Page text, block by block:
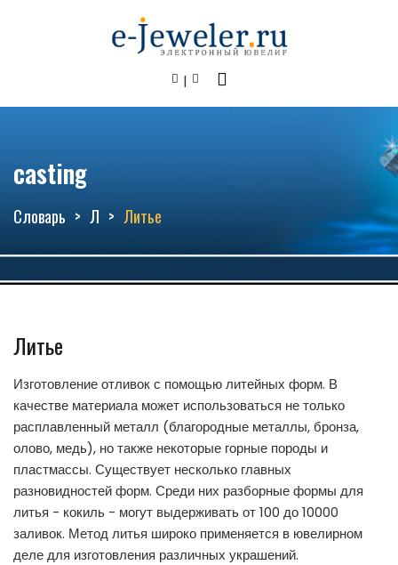
casting
Словарь Л Литье
Литье
Изготовление отливок с помощью литейных форм. В
качестве материала может использоваться не только
расплавленный металл (благородные металлы, бронза,
олово, медь), но также некоторые горные породы и
пластмассы. Существует несколько главных
разновидностей форм. Среди них разборные формы для
литья - кокиль - могут выдерживать от 100 до 10000
заливок. Метод литья широко применяется в ювелирном
деле для изготовления различных украшений.